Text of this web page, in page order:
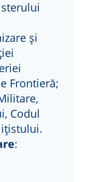
și
Frontieră;
Codul
: